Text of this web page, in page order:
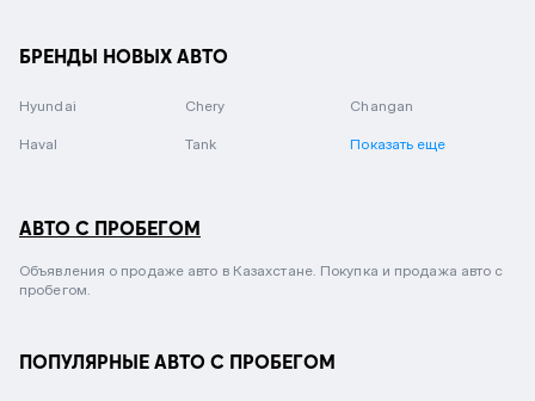
БРЕНДЫ НОВЫХ АВТО
Hyundai Chery Changan
Haval Tank Показать еще
АВТО С ПРОБЕГОМ
Объявления о продаже авто в Казахстане. Покупка и продажа авто с
пробегом.
ПОПУЛЯРНЫЕ АВТО С ПРОБЕГОМ